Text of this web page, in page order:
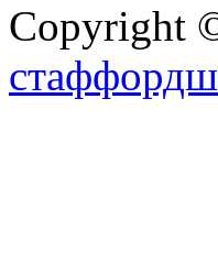
Copyright